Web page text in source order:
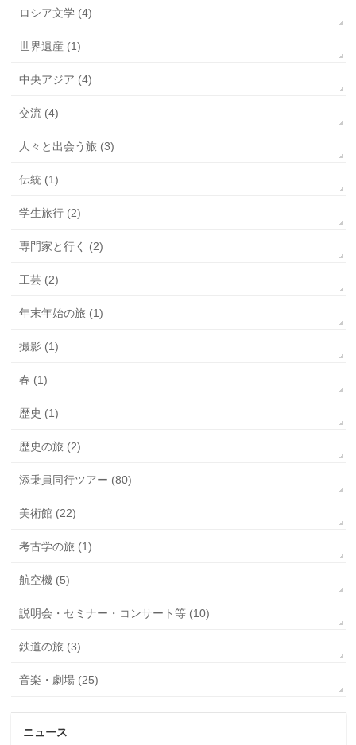
ロシア文学 (4)
世界遺産 (1)
中央アジア (4)
交流 (4)
人々と出会う旅 (3)
伝統 (1)
学生旅行 (2)
専門家と行く (2)
工芸 (2)
年末年始の旅 (1)
撮影 (1)
春 (1)
歴史 (1)
歴史の旅 (2)
添乗員同行ツアー (80)
美術館 (22)
考古学の旅 (1)
航空機 (5)
説明会・セミナー・コンサート等 (10)
鉄道の旅 (3)
音楽・劇場 (25)
ニュース